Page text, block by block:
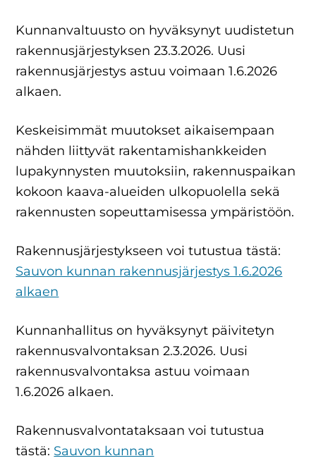
Kunnanvaltuusto on hyväksynyt uudistetun
rakennusjärjestyksen 23.3.2026. Uusi
rakennusjärjestys astuu voimaan 1.6.2026
alkaen.
Keskeisimmät muutokset aikaisempaan
nähden liittyvät rakentamishankkeiden
lupakynnysten muutoksiin, rakennuspaikan
kokoon kaava-alueiden ulkopuolella sekä
rakennusten sopeuttamisessa ympäristöön.
Rakennusjärjestykseen voi tutustua tästä:
Sauvon kunnan rakennusjärjestys 1.6.2026
alkaen
Kunnanhallitus on hyväksynyt päivitetyn
rakennusvalvontaksan 2.3.2026. Uusi
rakennusvalvontaksa astuu voimaan
1.6.2026 alkaen.
Rakennusvalvontataksaan voi tutustua
tästä: Sauvon kunnan